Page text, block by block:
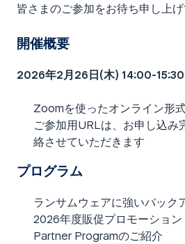
皆さまのご参加をお待ち申し上げ
開催概要
2026年2月26日(木) 14:00-15:30
Zoomを使ったオンライン形
ご参加用URLは、お申し込み
絡させていただきます
プログラム
ランサムウェアに強いバック
2026年度販促プロモーション​
Partner Programのご紹介​